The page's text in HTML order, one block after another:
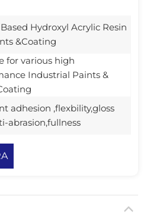
Hydroxyl Acrylic Resin
&Coating
for various high
Industrial Paints &
adhesion ,flexbility,gloss
abrasion,fullness